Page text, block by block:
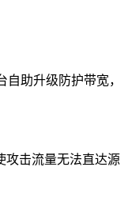
助升级防护带宽，
攻击流量无法直达源